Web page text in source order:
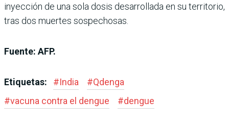
inyección de una sola dosis desarrollada en su territorio,
tras dos muertes sospechosas.
Fuente: AFP.
Etiquetas: #India #Qdenga
#vacuna contra el dengue #dengue